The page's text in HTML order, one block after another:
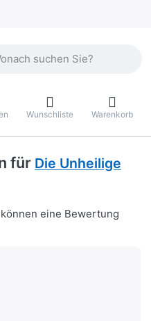
Sie einen Suchbegriff ein.
Wunschliste Warenkorb
für Die Unheilige
eine Bewertung
4 von
3 von 5
2 von 5
1 von 5